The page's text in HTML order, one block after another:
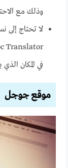
وذلك مع
لا تحتاج إلى
في المكان
موقع جوجل